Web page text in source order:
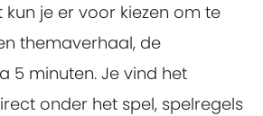
kun je er voor kiezen om te
themaverhaal, de
5 minuten. Je vind het
onder het spel, spelregels